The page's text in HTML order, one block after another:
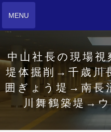
MENU
中山社長の現場
堤体掘削→千歳川
囲ぎょう堤→南長
川舞鶴築堤→